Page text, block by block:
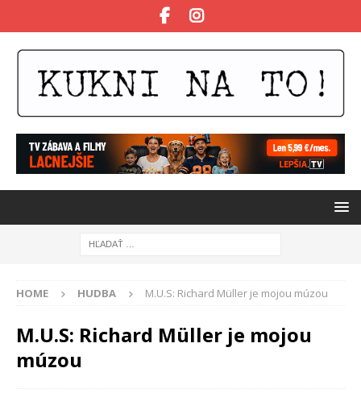
HOME HUDBA M.U.S: Richard Müller je mojou múzou
M.U.S: Richard Müller je mojou
múzou